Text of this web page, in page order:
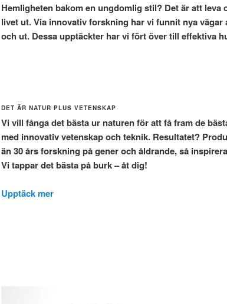
Hemligheten bakom en ungdomlig stil? Det är att
livet ut. Via innovativ forskning har vi funnit nya
och ut. Dessa upptäckter har vi fört över till effektiva
DET ÄR NATUR PLUS VETENSKAP
Vi vill fånga det bästa ur naturen för att få fram de
med innovativ vetenskap och teknik. Resultatet?
än 30 års forskning på gener och åldrande, så
Vi tappar det bästa på burk – åt dig!
Upptäck mer